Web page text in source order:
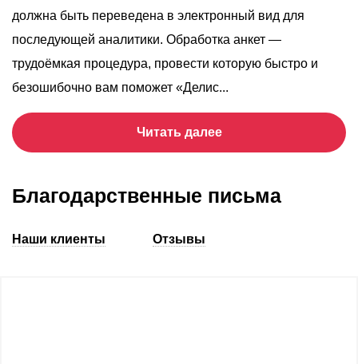
должна быть переведена в электронный вид для
последующей аналитики. Обработка анкет —
трудоёмкая процедура, провести которую быстро и
безошибочно вам поможет «Делис...
Читать далее
Благодарственные письма
Наши клиенты Отзывы